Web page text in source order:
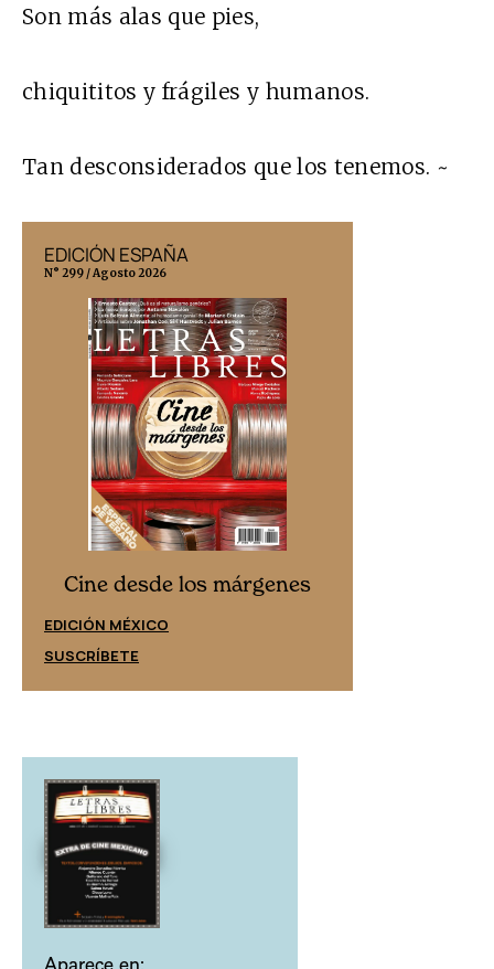
Son más alas que pies,
chiquititos y frágiles y humanos.
Tan desconsiderados que los tenemos. ~
EDICIÓN ESPAÑA
N° 299 / Agosto 2026
Cine desde los márgenes
EDICIÓN MÉXICO
SUSCRÍBETE
Aparece en: